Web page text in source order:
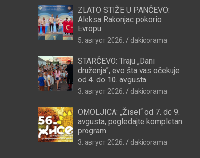
ZLATO STIŽE U PANČEVO:
Aleksa Rakonjac pokorio
Evropu
5. август 2026. dakicorama
STARČEVO: Traju „Dani
druženja”, evo šta vas očekuje
od 4. do 10. avgusta
3. август 2026. dakicorama
OMOLJICA: „Žisel“ od 7. do 9.
avgusta, pogledajte kompletan
program
3. август 2026. dakicorama